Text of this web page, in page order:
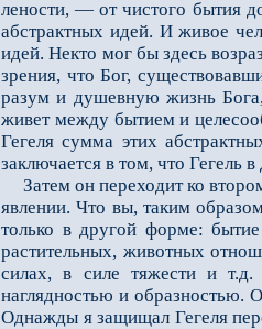
лености, — от чистого бытия
абстрактных идей. И живое
идей. Некто мог бы здесь
зрения, что Бог,
разум и душевную жизнь
живет между бытием и
Гегеля сумма этих
заключается в том, что Гегель
Затем он переходит ко
явлении. Что вы, таким
только в другой форме:
растительных, животных
силах, в силе тяжести и т.д.
наглядностью и образностью.
Однажды я защищал Гегеля